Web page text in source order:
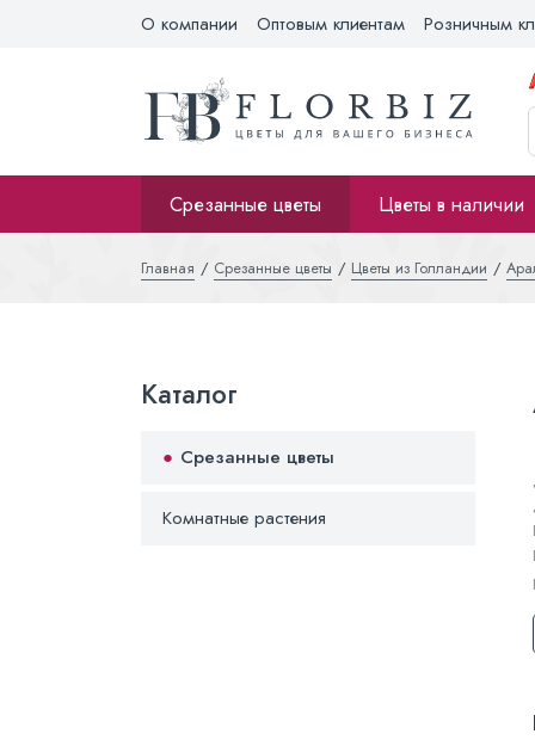
О компании Оптовым клиентам Розничным
Срезанные цветы Цветы в наличии
Главная Срезанные цветы Цветы из Голландии
Каталог
Срезанные цветы
Комнатные растения